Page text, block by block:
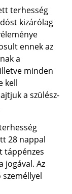
terhesség
kizárólag
ennek az
a
minden
kell
a szülész-
28 nappal
táppénzes
jogával. Az